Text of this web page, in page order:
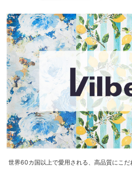
世界60カ国以上で愛用される、高品質にこだ